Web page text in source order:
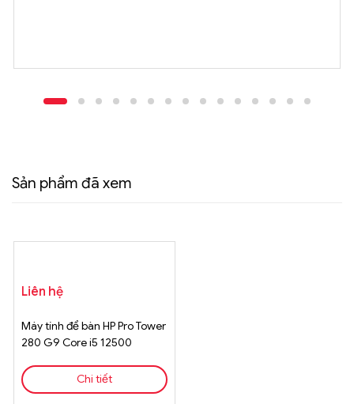
Sản phẩm đã xem
Liên hệ
Máy tính để bàn HP Pro Tower
280 G9 Core i5 12500
Chi tiết